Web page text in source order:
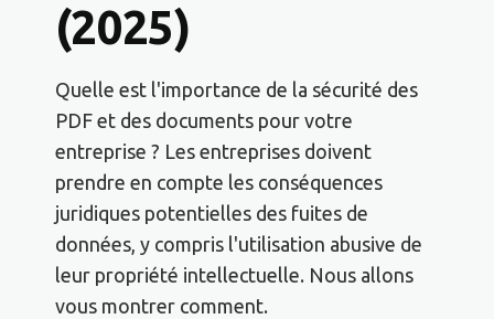
(2025)
Quelle est l'importance de la sécurité des
PDF et des documents pour votre
entreprise ? Les entreprises doivent
prendre en compte les conséquences
juridiques potentielles des fuites de
données, y compris l'utilisation abusive de
leur propriété intellectuelle. Nous allons
vous montrer comment.